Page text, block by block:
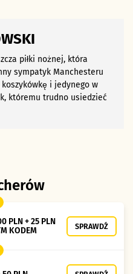
piłki nożnej, która
sympatyk Manchesteru
i jedynego w
któremu trudno usiedzieć
PLN + 25 PLN
KODEM
SPRAWDŹ